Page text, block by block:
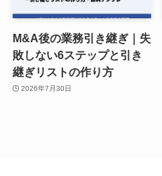
M&A後の業務引き継ぎ｜失
敗しない6ステップと引き
継ぎリストの作り方
2026年7月30日